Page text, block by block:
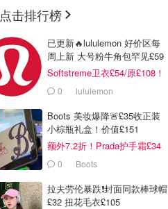
点击排行榜
已更新🔥lululemon 好价区每
周上新 大号粉牛角包罕见£59
Softstreme卫衣£54/原£108！
0 lululemon
Boots 美妆爆降🚨£35收正装
小棕瓶礼盒！价值£151
额外7.2折！Prada护手霜£34
0 Boots
拉夫劳伦暴跌❗️封面同款棒球帽
£32 扭花毛衣£105